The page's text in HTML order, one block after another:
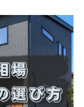
事例
概要